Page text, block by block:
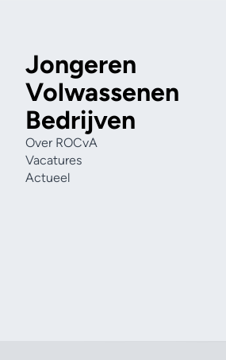
Jongeren
Volwassenen
Bedrijven
Over ROCvA
Vacatures
Actueel